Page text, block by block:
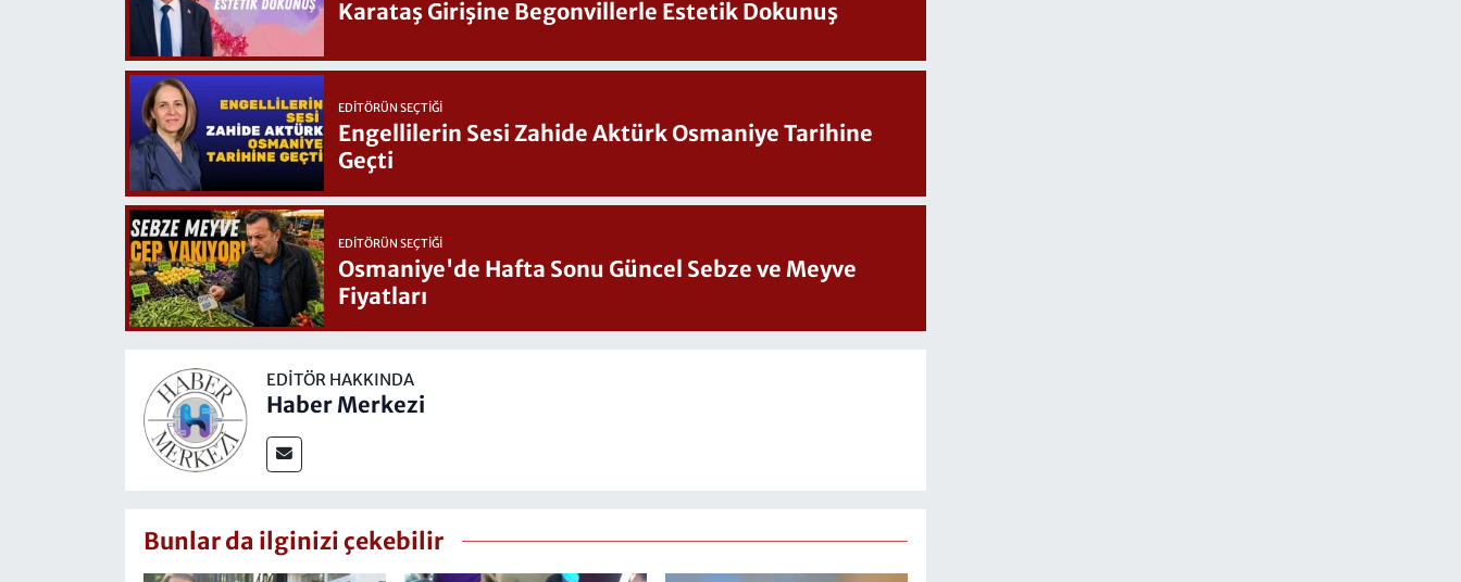
Karataş Girişine Begonvillerle Estetik Dokunuş
EDITÖRÜN SEÇTIĞI
Engellilerin Sesi Zahide Aktürk Osmaniye Tarihine
Geçti
EDITÖRÜN SEÇTIĞI
Osmaniye'de Hafta Sonu Güncel Sebze ve Meyve
Fiyatları
EDITÖR HAKKINDA
Haber Merkezi
Bunlar da ilginizi çekebilir